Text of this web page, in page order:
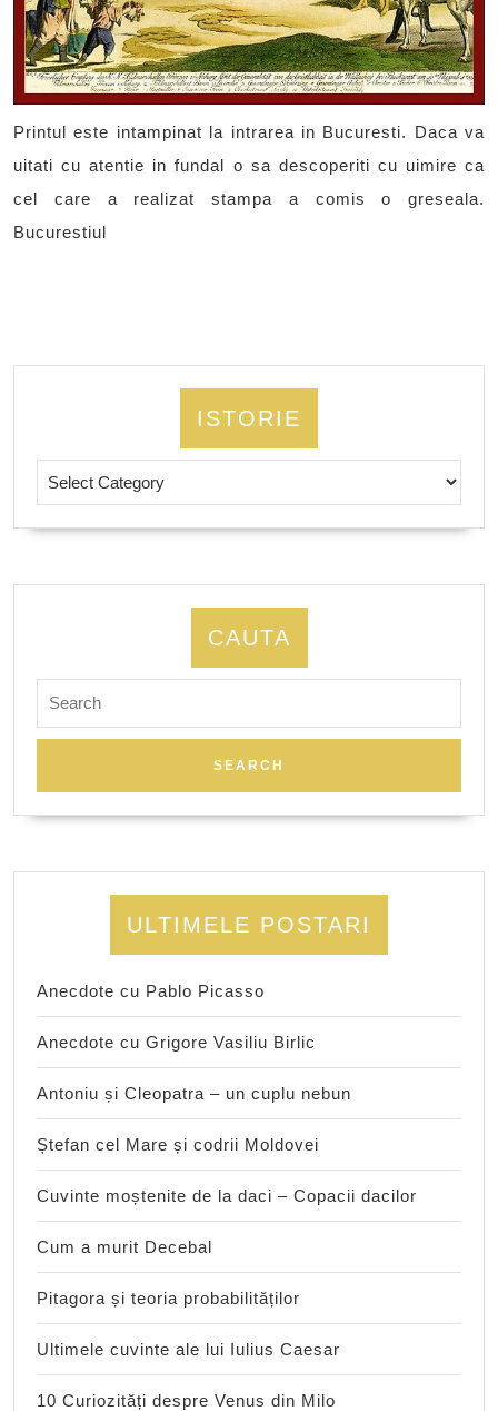
Printul este intampinat la intrarea in Bucuresti. Daca va
uitati cu atentie in fundal o sa descoperiti cu uimire ca
cel care a realizat stampa a comis o greseala.
Bucurestiul
ISTORIE
CAUTA
for:
ULTIMELE POSTARI
Anecdote cu Pablo Picasso
Anecdote cu Grigore Vasiliu Birlic
Antoniu și Cleopatra – un cuplu nebun
Ștefan cel Mare și codrii Moldovei
Cuvinte moștenite de la daci – Copacii dacilor
Cum a murit Decebal
Pitagora și teoria probabilităților
Ultimele cuvinte ale lui Iulius Caesar
10 Curiozități despre Venus din Milo